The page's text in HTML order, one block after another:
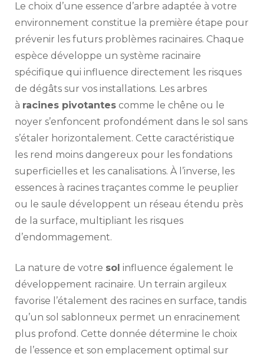
Le choix d’une essence d’arbre adaptée à votre
environnement constitue la première étape pour
prévenir les futurs problèmes racinaires. Chaque
espèce développe un système racinaire
spécifique qui influence directement les risques
de dégâts sur vos installations. Les arbres
à racines pivotantes comme le chêne ou le
noyer s’enfoncent profondément dans le sol sans
s’étaler horizontalement. Cette caractéristique
les rend moins dangereux pour les fondations
superficielles et les canalisations. À l’inverse, les
essences à racines traçantes comme le peuplier
ou le saule développent un réseau étendu près
de la surface, multipliant les risques
d’endommagement.
La nature de votre sol influence également le
développement racinaire. Un terrain argileux
favorise l’étalement des racines en surface, tandis
qu’un sol sablonneux permet un enracinement
plus profond. Cette donnée détermine le choix
de l’essence et son emplacement optimal sur